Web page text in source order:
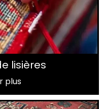
lisières
plus